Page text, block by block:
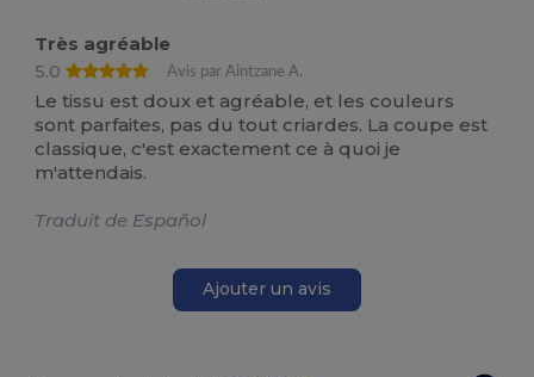
Très agréable
5.0
Avis par Aintzane A.
Le tissu est doux et agréable, et les couleurs
sont parfaites, pas du tout criardes. La coupe est
classique, c'est exactement ce à quoi je
m'attendais.
Traduit de Español
Ajouter un avis